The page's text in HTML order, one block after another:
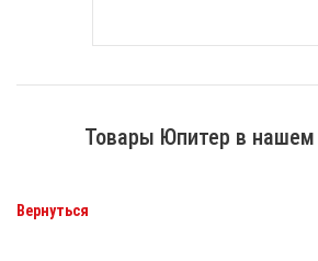
Товары Юпитер в нашем
Вернуться